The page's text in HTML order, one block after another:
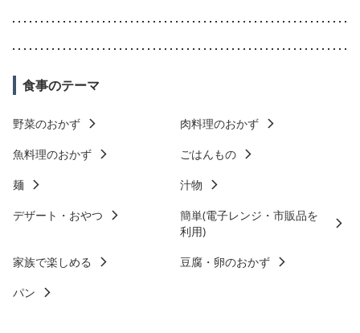
食事のテーマ
野菜のおかず
肉料理のおかず
魚料理のおかず
ごはんもの
麺
汁物
デザート・おやつ
簡単(電子レンジ・市販品を
利用)
家族で楽しめる
豆腐・卵のおかず
パン